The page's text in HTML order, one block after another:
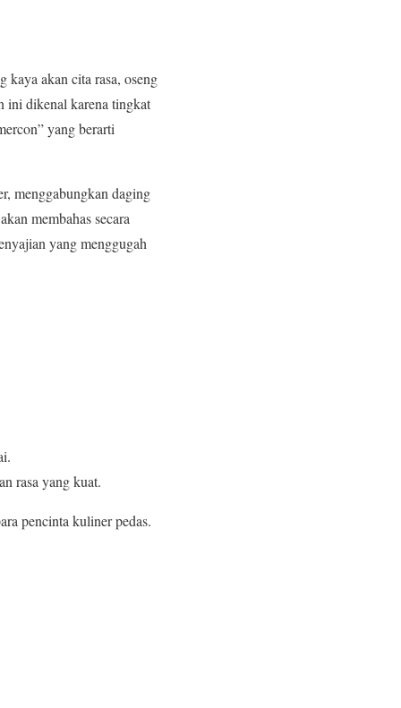
kaya akan cita rasa, oseng
ini dikenal karena tingkat
yang berarti
menggabungkan daging
membahas secara
yang menggugah
rasa yang kuat.
pencinta kuliner pedas.